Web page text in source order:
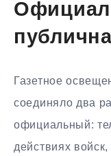
Газетное
соединяло два
официальный:
действиях